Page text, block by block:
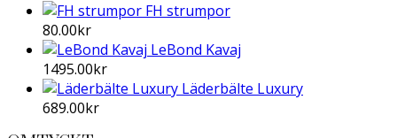
FH strumpor
80.00kr
LeBond Kavaj
1495.00kr
Läderbälte Luxury
689.00kr